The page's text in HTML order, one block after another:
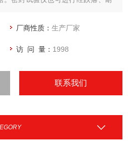
厂商性质：生产厂家
访 问 量： 1998
联系我们